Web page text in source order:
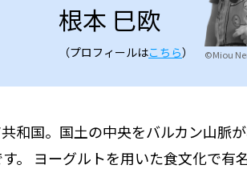
根本 巳欧
（プロフィールはこちら） ©Miou
和国。国土の中央をバルカン山脈
。 ヨーグルトを用いた食文化で有